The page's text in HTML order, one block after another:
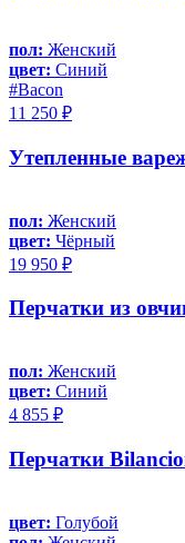
пол: Женский
цвет: Синий
#Bacon
11 250 ₽
Утепленные
пол: Женский
цвет: Чёрный
19 950 ₽
Перчатки из
пол: Женский
цвет: Синий
4 855 ₽
Перчатки
цвет: Голубой